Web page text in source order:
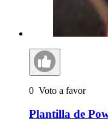
0 Voto a favor
Plantilla de